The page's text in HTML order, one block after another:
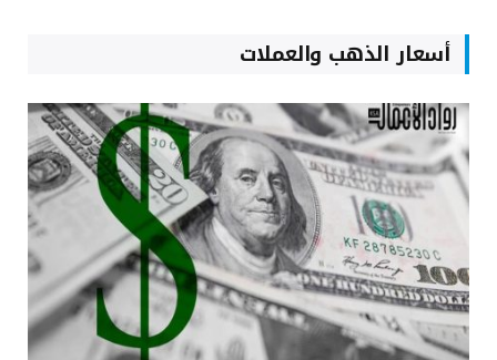
أسعار الذهب والعملات